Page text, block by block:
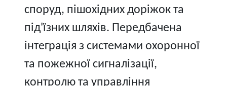
споруд, пішохідних доріжок та
під'їзних шляхів. Передбачена
інтеграція з системами охоронної
та пожежної сигналізації,
контролю та управління